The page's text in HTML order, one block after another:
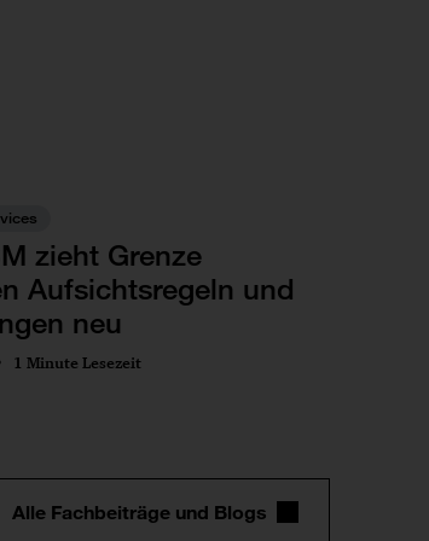
zieht Grenze
Aufsichtsregeln und
neu
1 Minute Lesezeit
Alle Fachbeiträge und Blogs